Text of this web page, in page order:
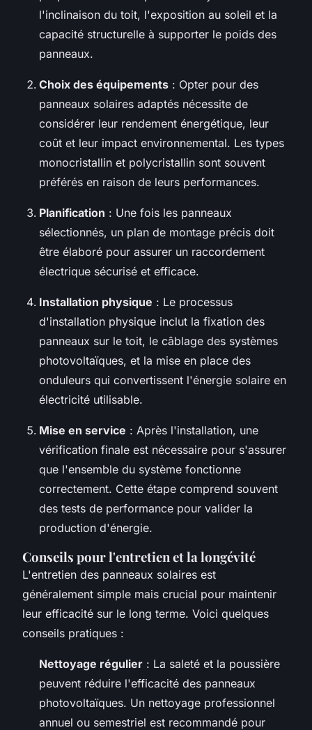
l'inclinaison du toit, l'exposition au soleil et la
capacité structurelle à supporter le poids des
panneaux.
Choix des équipements : Opter pour des
panneaux solaires adaptés nécessite de
considérer leur rendement énergétique, leur
coût et leur impact environnemental. Les types
monocristallin et polycristallin sont souvent
préférés en raison de leurs performances.
Planification : Une fois les panneaux
sélectionnés, un plan de montage précis doit
être élaboré pour assurer un raccordement
électrique sécurisé et efficace.
Installation physique : Le processus
d'installation physique inclut la fixation des
panneaux sur le toit, le câblage des systèmes
photovoltaïques, et la mise en place des
onduleurs qui convertissent l'énergie solaire en
électricité utilisable.
Mise en service : Après l'installation, une
vérification finale est nécessaire pour s'assurer
que l'ensemble du système fonctionne
correctement. Cette étape comprend souvent
des tests de performance pour valider la
production d'énergie.
Conseils pour l'entretien et la longévité
L'entretien des panneaux solaires est
généralement simple mais crucial pour maintenir
leur efficacité sur le long terme. Voici quelques
conseils pratiques :
Nettoyage régulier : La saleté et la poussière
peuvent réduire l'efficacité des panneaux
photovoltaïques. Un nettoyage professionnel
annuel ou semestriel est recommandé pour